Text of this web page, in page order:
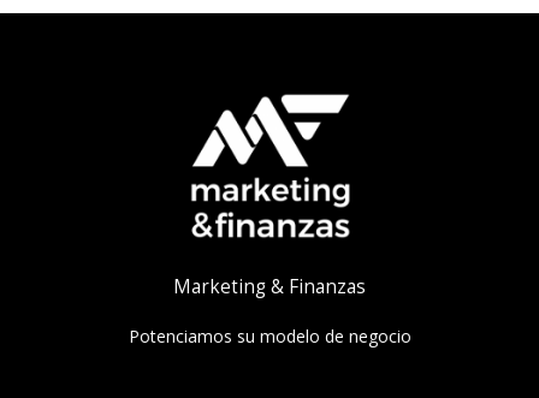
Marketing & Finanzas
Potenciamos su modelo de negocio